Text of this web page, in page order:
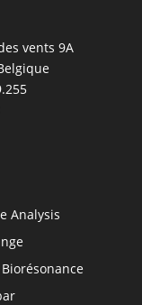
vents 9A
Analysis